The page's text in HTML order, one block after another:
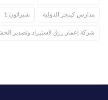
مدارس كينجز الدولية شيراتون 1
شركة إعمار رزق لاستيراد وتصدير